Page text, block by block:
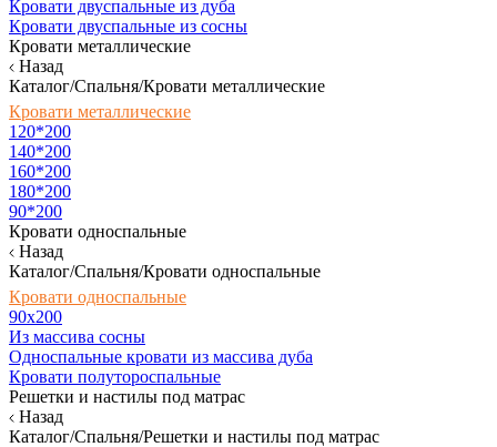
Кровати двуспальные из дуба
Кровати двуспальные из сосны
Кровати металлические
Назад
Каталог/Спальня/Кровати металлические
Кровати металлические
120*200
140*200
160*200
180*200
90*200
Кровати односпальные
Назад
Каталог/Спальня/Кровати односпальные
Кровати односпальные
90х200
Из массива сосны
Односпальные кровати из массива дуба
Кровати полутороспальные
Решетки и настилы под матрас
Назад
Каталог/Спальня/Решетки и настилы под матрас